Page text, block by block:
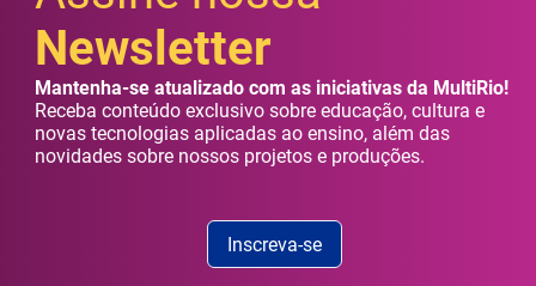
Newsletter
Mantenha-se atualizado com as iniciativas da MultiRio!
Receba conteúdo exclusivo sobre educação, cultura e
novas tecnologias aplicadas ao ensino, além das
novidades sobre nossos projetos e produções.
Inscreva-se